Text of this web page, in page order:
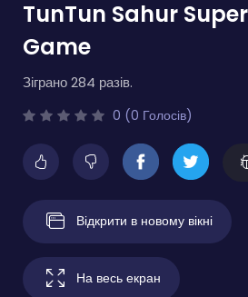
TunTun Sahur
Game
Зіграно 284 разів.
0 (0 Голосів)
Відкрити в новому вікні
На весь екран